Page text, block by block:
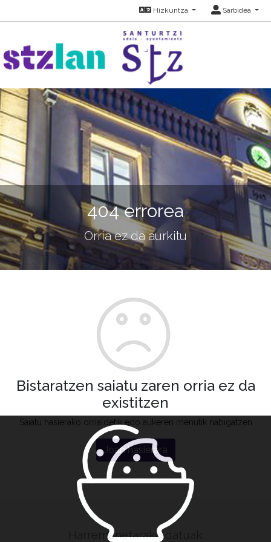
Hizkuntza Sarbidea
404 errorea
Orria ez da aurkitu
Bistaratzen saiatu zaren orria ez da
existitzen
Saiatu hasierako orrialdetik edo aukeren menutik nabigatzen
Joan hasierara
Harremanetarako datuak